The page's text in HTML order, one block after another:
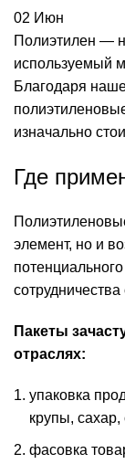
02 Июн
Полиэтилен —
используемый
Благодаря
изначально
Где
элемент, но и
Пакеты
отраслях:
упаковка
крупы, сахар,
фасовка